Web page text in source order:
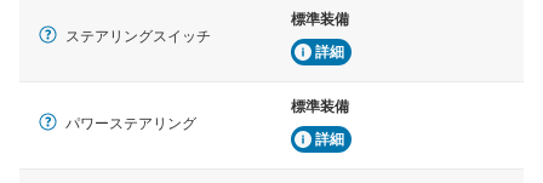
ステアリングスイッチ
標準装備
詳細
パワーステアリング
標準装備
詳細